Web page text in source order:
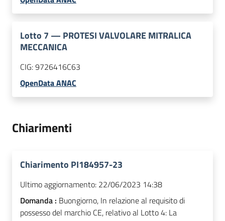
Lotto 7 — PROTESI VALVOLARE MITRALICA
MECCANICA
CIG:9726416C63
OpenData ANAC
Chiarimenti
Chiarimento PI184957-23
Ultimo aggiornamento: 22/06/2023 14:38
Domanda : Buongiorno, In relazione al requisito di
possesso del marchio CE, relativo al Lotto 4: La